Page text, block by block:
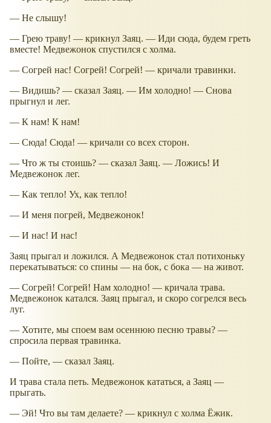
— Не слышу!
— Грею траву! — крикнул Заяц. — Иди сюда, будем греть
вместе! Медвежонок спустился с холма.
— Согрей нас! Согрей! Согрей! — кричали травинки.
— Видишь? — сказал Заяц. — Им холодно! — Снова
прыгнул и лег.
— К нам! К нам!
— Сюда! Сюда! — кричали со всех сторон.
— Что ж ты стоишь? — сказал Заяц. — Ложись! И
Медвежонок лег.
— Как тепло! Ух, как тепло!
— И меня погрей, Медвежонок!
— И нас! И нас!
Заяц прыгал и ложился. А Медвежонок стал потихоньку
перекатываться: со спины — на бок, с бока — на живот.
— Согрей! Согрей! Нам холодно! — кричала трава.
Медвежонок катался. Заяц прыгал, и скоро согрелся весь
луг.
— Хотите, мы споем вам осеннюю песню травы? —
спросила первая травинка.
— Пойте, — сказал Заяц.
И трава стала петь. Медвежонок кататься, а Заяц —
прыгать.
— Эй! Что вы там делаете? — крикнул с холма Ёжик.